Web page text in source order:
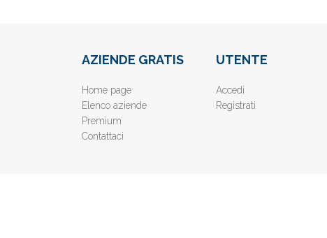
AZIENDE GRATIS
Home page
Elenco aziende
Premium
Contattaci
UTENTE
Accedi
Registrati